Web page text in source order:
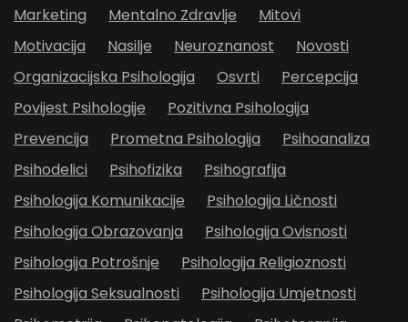
Marketing
Mentalno Zdravlje
Mitovi
Motivacija
Nasilje Neuroznanost
Novosti
Organizacijska Psihologija
Osvrti
Percepcija
Povijest Psihologije
Pozitivna Psihologija
Prevencija
Prometna Psihologija
Psihoanaliza
Psihodelici
Psihofizika
Psihografija
Psihologija Komunikacije
Psihologija Ličnosti
Psihologija Obrazovanja
Psihologija Ovisnosti
Psihologija Potrošnje
Psihologija Religioznosti
Psihologija Seksualnosti
Psihologija Umjetnosti